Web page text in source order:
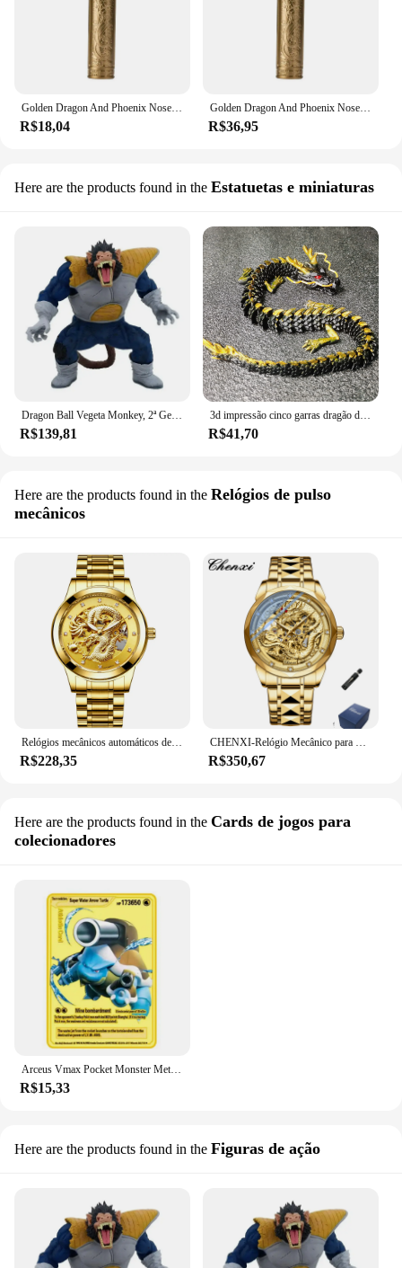
R$18,04
Golden Dragon And Phoenix Nose Hair Trimmer Limpar Nostrils Lavagem pequena e conveniente com faca Cabeça Unisex Conveniência
R$36,95
Here are the products found in the Estatuetas e miniaturas
Dragon Ball Vegeta Monkey, 2ª Geração Gorila, Super Large, Ouro, Edição Theater, Handmade Modelo
R$139,81
3d impressão cinco garras dragão dourado, dragão chinês, corpo inteiro, articulações móveis, para tanque de peixes, computador de escritório, decoração de desktop
R$41,70
Here are the products found in the Relógios de pulso
mecânicos
Relógios mecânicos automáticos de luxo para homens, Relógio Dragão Dourado, Relógio Masculino, Impermeável, Presente Original, Marca Top
R$228,35
CHENXI-Relógio Mecânico para Homens, Estampa Dragão em Relevo 3D, Aço Inoxidável, Automático, Cultura e Arte Chinesa, Ouro, 8899
R$350,67
Here are the products found in the Cards de jogos para
colecionadores
Arceus Vmax Pocket Monster Metal Kachu Spray Dragon Gold para Crianças, Edição limitada, Inglês mais recente, estilo 37, 10000 Pontos
R$15,33
Here are the products found in the Figuras de ação